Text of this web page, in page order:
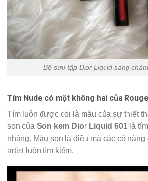
Bộ sưu tập Dior Liquid sang
Tím Nude có một không hai của
Tím luôn được coi là màu của sự thiết
son của Son kem Dior Liquid 601 là
nhàng. Màu son là điều mà các cô nàng
artist luôn tìm kiếm.